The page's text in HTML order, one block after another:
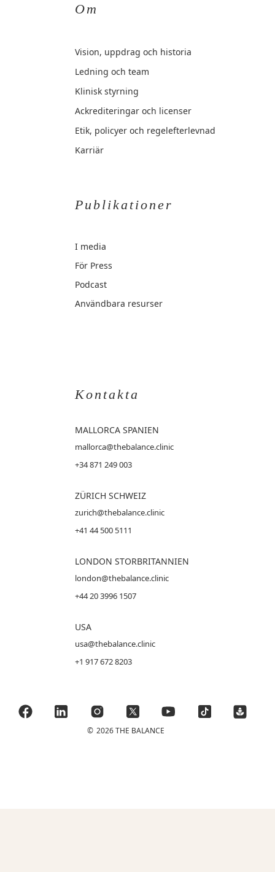
Om
Vision, uppdrag och historia
Ledning och team
Klinisk styrning
Ackrediteringar och licenser
Etik, policyer och regelefterlevnad
Karriär
Publikationer
I media
För Press
Podcast
Användbara resurser
Kontakta
MALLORCA SPANIEN
mallorca@thebalance.clinic
+34 871 249 003
ZÜRICH SCHWEIZ
zurich@thebalance.clinic
+41 44 500 5111
LONDON STORBRITANNIEN
london@thebalance.clinic
+44 20 3996 1507
USA
usa@thebalance.clinic
+1 917 672 8203
© 2026 THE BALANCE